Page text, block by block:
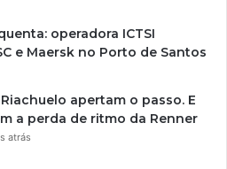
operadora ICTSI
e Maersk no Porto de Santos
Riachuelo apertam o passo. E
a perda de ritmo da Renner
atrás